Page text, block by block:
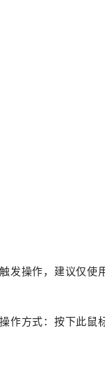
发操作，建议仅使
操作方式：按下此鼠